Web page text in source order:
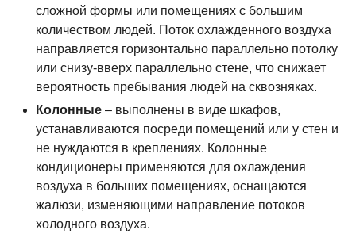
сложной формы или помещениях с большим
количеством людей. Поток охлажденного воздуха
направляется горизонтально параллельно потолку
или снизу-вверх параллельно стене, что снижает
вероятность пребывания людей на сквозняках.
Колонные – выполнены в виде шкафов,
устанавливаются посреди помещений или у стен и
не нуждаются в креплениях. Колонные
кондиционеры применяются для охлаждения
воздуха в больших помещениях, оснащаются
жалюзи, изменяющими направление потоков
холодного воздуха.